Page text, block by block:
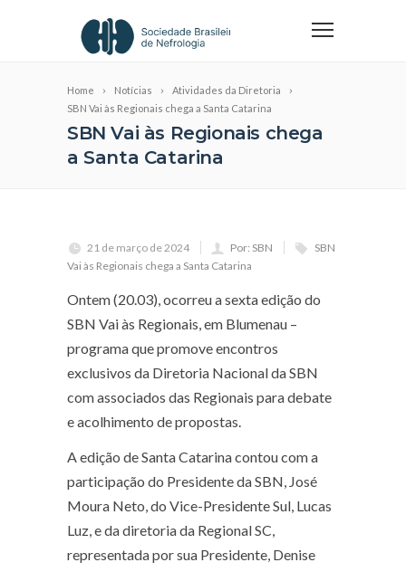
Home Notícias
Atividades da Diretoria
SBN Vai às Regionais chega a Santa Catarina
SBN Vai às Regionais chega
a Santa Catarina
21 de março de 2024 Por: SBN
SBN
Vai às Regionais chega a Santa Catarina
Ontem (20.03), ocorreu a sexta edição do
SBN Vai às Regionais, em Blumenau –
programa que promove encontros
exclusivos da Diretoria Nacional da SBN
com associados das Regionais para debate
e acolhimento de propostas.
A edição de Santa Catarina contou com a
participação do Presidente da SBN, José
Moura Neto, do Vice-Presidente Sul, Lucas
Luz, e da diretoria da Regional SC,
representada por sua Presidente, Denise